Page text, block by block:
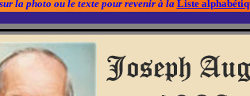
la photo ou le texte pour revenir à la Liste